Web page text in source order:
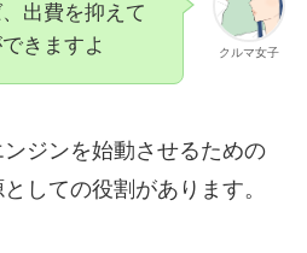
クルマ女子
出費を抑えて
きますよ
ジンを始動させるための
しての役割があります。